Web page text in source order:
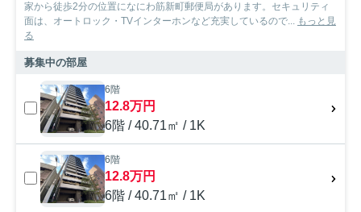
家から徒歩2分の位置になにわ筋新町郵便局があります。セキュリティ
面は、オートロック・TVインターホンなど充実しているので... もっと見
る
募集中の部屋
6階
12.8万円
6階 / 40.71㎡ / 1K
6階
12.8万円
6階 / 40.71㎡ / 1K